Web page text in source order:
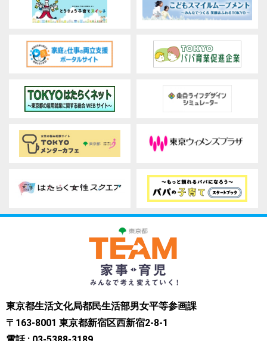
東京都生活文化局都民生活部男女平等参画課
〒163-8001 東京都新宿区西新宿2-8-1